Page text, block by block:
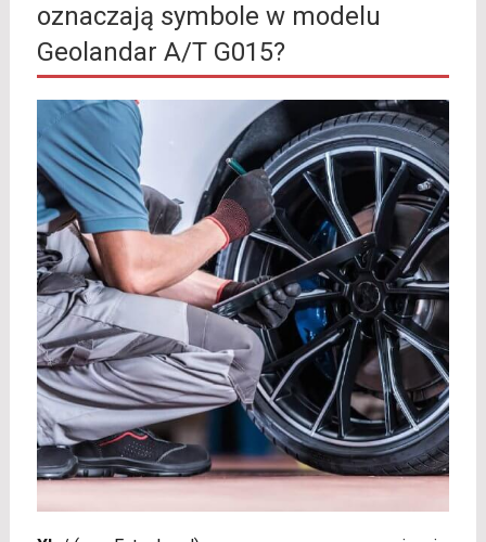
oznaczają symbole w modelu
Geolandar A/T G015?